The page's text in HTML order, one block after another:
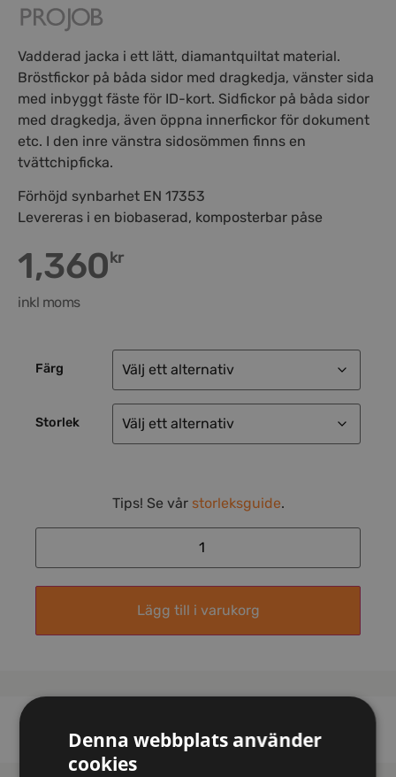
Vadderad jacka i ett lätt, diamantquiltat material.
Bröstfickor på båda sidor med dragkedja, vänster sida
med inbyggt fäste för ID-kort. Sidfickor på båda sidor
med dragkedja, även öppna innerfickor för dokument
etc. I den inre vänstra sidosömmen finns en
tvättchipficka.
Förhöjd synbarhet EN 17353
Levereras i en biobaserad, komposterbar påse
1,360kr
inkl moms
Färg
Storlek
Tips! Se vår storleksguide.
Lägg till i varukorg
Denna webbplats använder
cookies